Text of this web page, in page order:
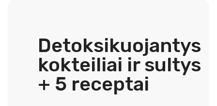
Detoksikuojantys
kokteiliai ir sultys
+ 5 receptai